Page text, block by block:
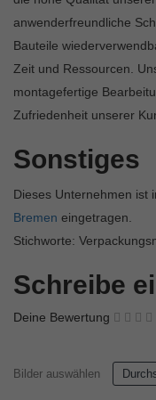
anwenderfreundliche
Bauteile
Zeit und Ressourcen.
montagefertige
Zufriedenheit unserer
Sonstiges
Dieses Unternehmen ist
Bremen eingetragen.
Stichworte:
Schreibe
Deine Bewertung
Bilder auswählen